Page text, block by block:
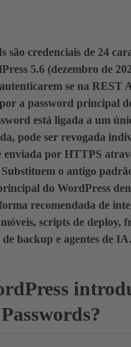
são credenciais de 24
5.6 (dezembro de
se na REST
a password principal
está ligada a um
pode ser revogada
por HTTPS
o antigo
do WordPress
recomendada de
scripts de deploy,
backup e agentes de IA.